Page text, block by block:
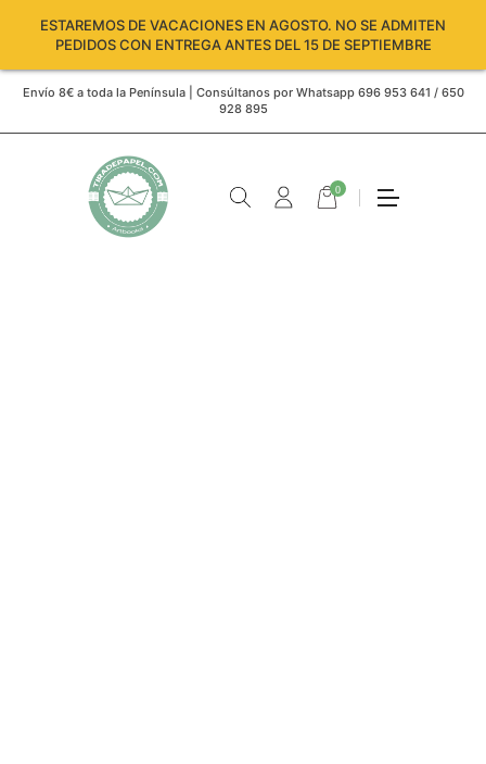
ESTAREMOS DE VACACIONES EN AGOSTO. NO SE ADMITEN
PEDIDOS CON ENTREGA ANTES DEL 15 DE SEPTIEMBRE
Envío 8€ a toda la Península | Consúltanos por Whatsapp 696 953 641 / 650
928 895
0